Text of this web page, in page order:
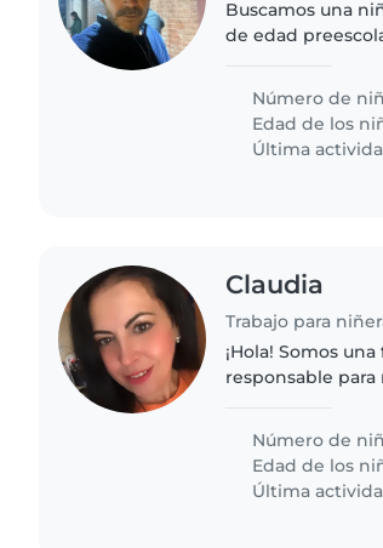
Buscamos una
de edad
Número de
Edad de los
Última
Claudia
Trabajo para
¡Hola! Somos
responsable
amigables e
Número de
Edad de los
Última